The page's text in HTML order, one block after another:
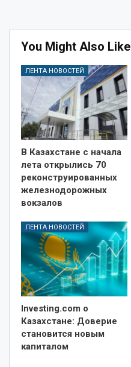
You Might Also Like
ЛЕНТА НОВОСТЕЙ
В Казахстане с начала
лета открылись 70
реконструированных
железнодорожных
вокзалов
ЛЕНТА НОВОСТЕЙ
Investing.com о
Казахстане: Доверие
становится новым
капиталом